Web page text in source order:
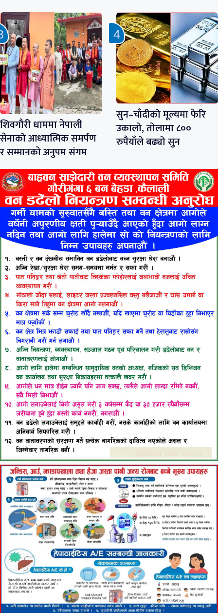
शिवगौरी धाममा नेपाली
सेनाको आध्यात्मिक समर्पण
र सम्मानको अनुपम संगम
सुन–चाँदीको मूल्यमा फेरि
उकालो, तोलामा ८००
रुपैयाँले बढ्यो सुन